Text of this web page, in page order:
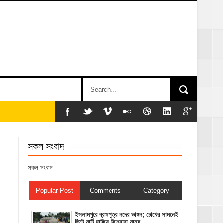
সকল সংবাদ
সকল সংবাদ
Popular Post Comments Category
ইসলামপুরে ব্রহ্মপুত্র নদের ভাঙ্গন; চোখের সামনেই